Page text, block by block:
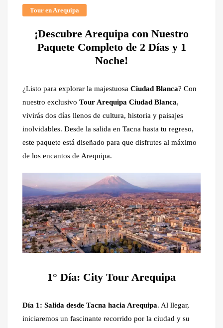
Tour en Arequipa
¡Descubre Arequipa con Nuestro
Paquete Completo de 2 Días y 1
Noche!
¿Listo para explorar la majestuosa Ciudad Blanca? Con
nuestro exclusivo Tour Arequipa Ciudad Blanca,
vivirás dos días llenos de cultura, historia y paisajes
inolvidables. Desde la salida en Tacna hasta tu regreso,
este paquete está diseñado para que disfrutes al máximo
de los encantos de Arequipa.
1° Día: City Tour Arequipa
Día 1: Salida desde Tacna hacia Arequipa. Al llegar,
iniciaremos un fascinante recorrido por la ciudad y su